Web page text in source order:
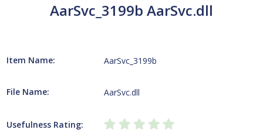
AarSvc_3199b AarSvc.dll
Item Name: AarSvc_3199b
File Name: AarSvc.dll
Usefulness Rating: